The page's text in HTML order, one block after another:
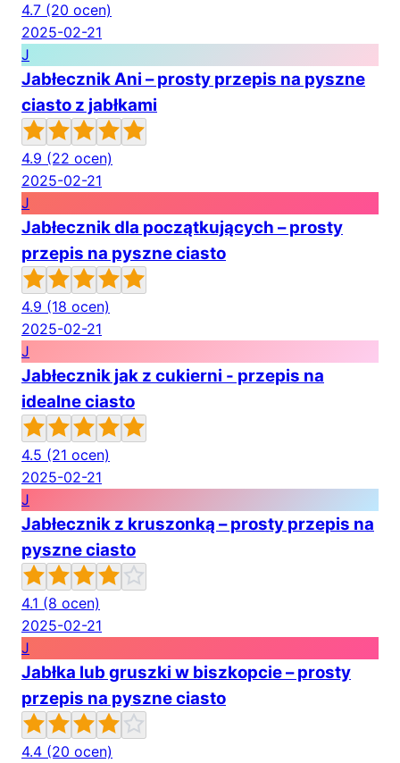
4.7 (20 ocen)
2025-02-21
J
Jabłecznik Ani – prosty przepis na pyszne
ciasto z jabłkami
4.9 (22 ocen)
2025-02-21
J
Jabłecznik dla początkujących – prosty
przepis na pyszne ciasto
4.9 (18 ocen)
2025-02-21
J
Jabłecznik jak z cukierni - przepis na
idealne ciasto
4.5 (21 ocen)
2025-02-21
J
Jabłecznik z kruszonką – prosty przepis na
pyszne ciasto
4.1 (8 ocen)
2025-02-21
J
Jabłka lub gruszki w biszkopcie – prosty
przepis na pyszne ciasto
4.4 (20 ocen)